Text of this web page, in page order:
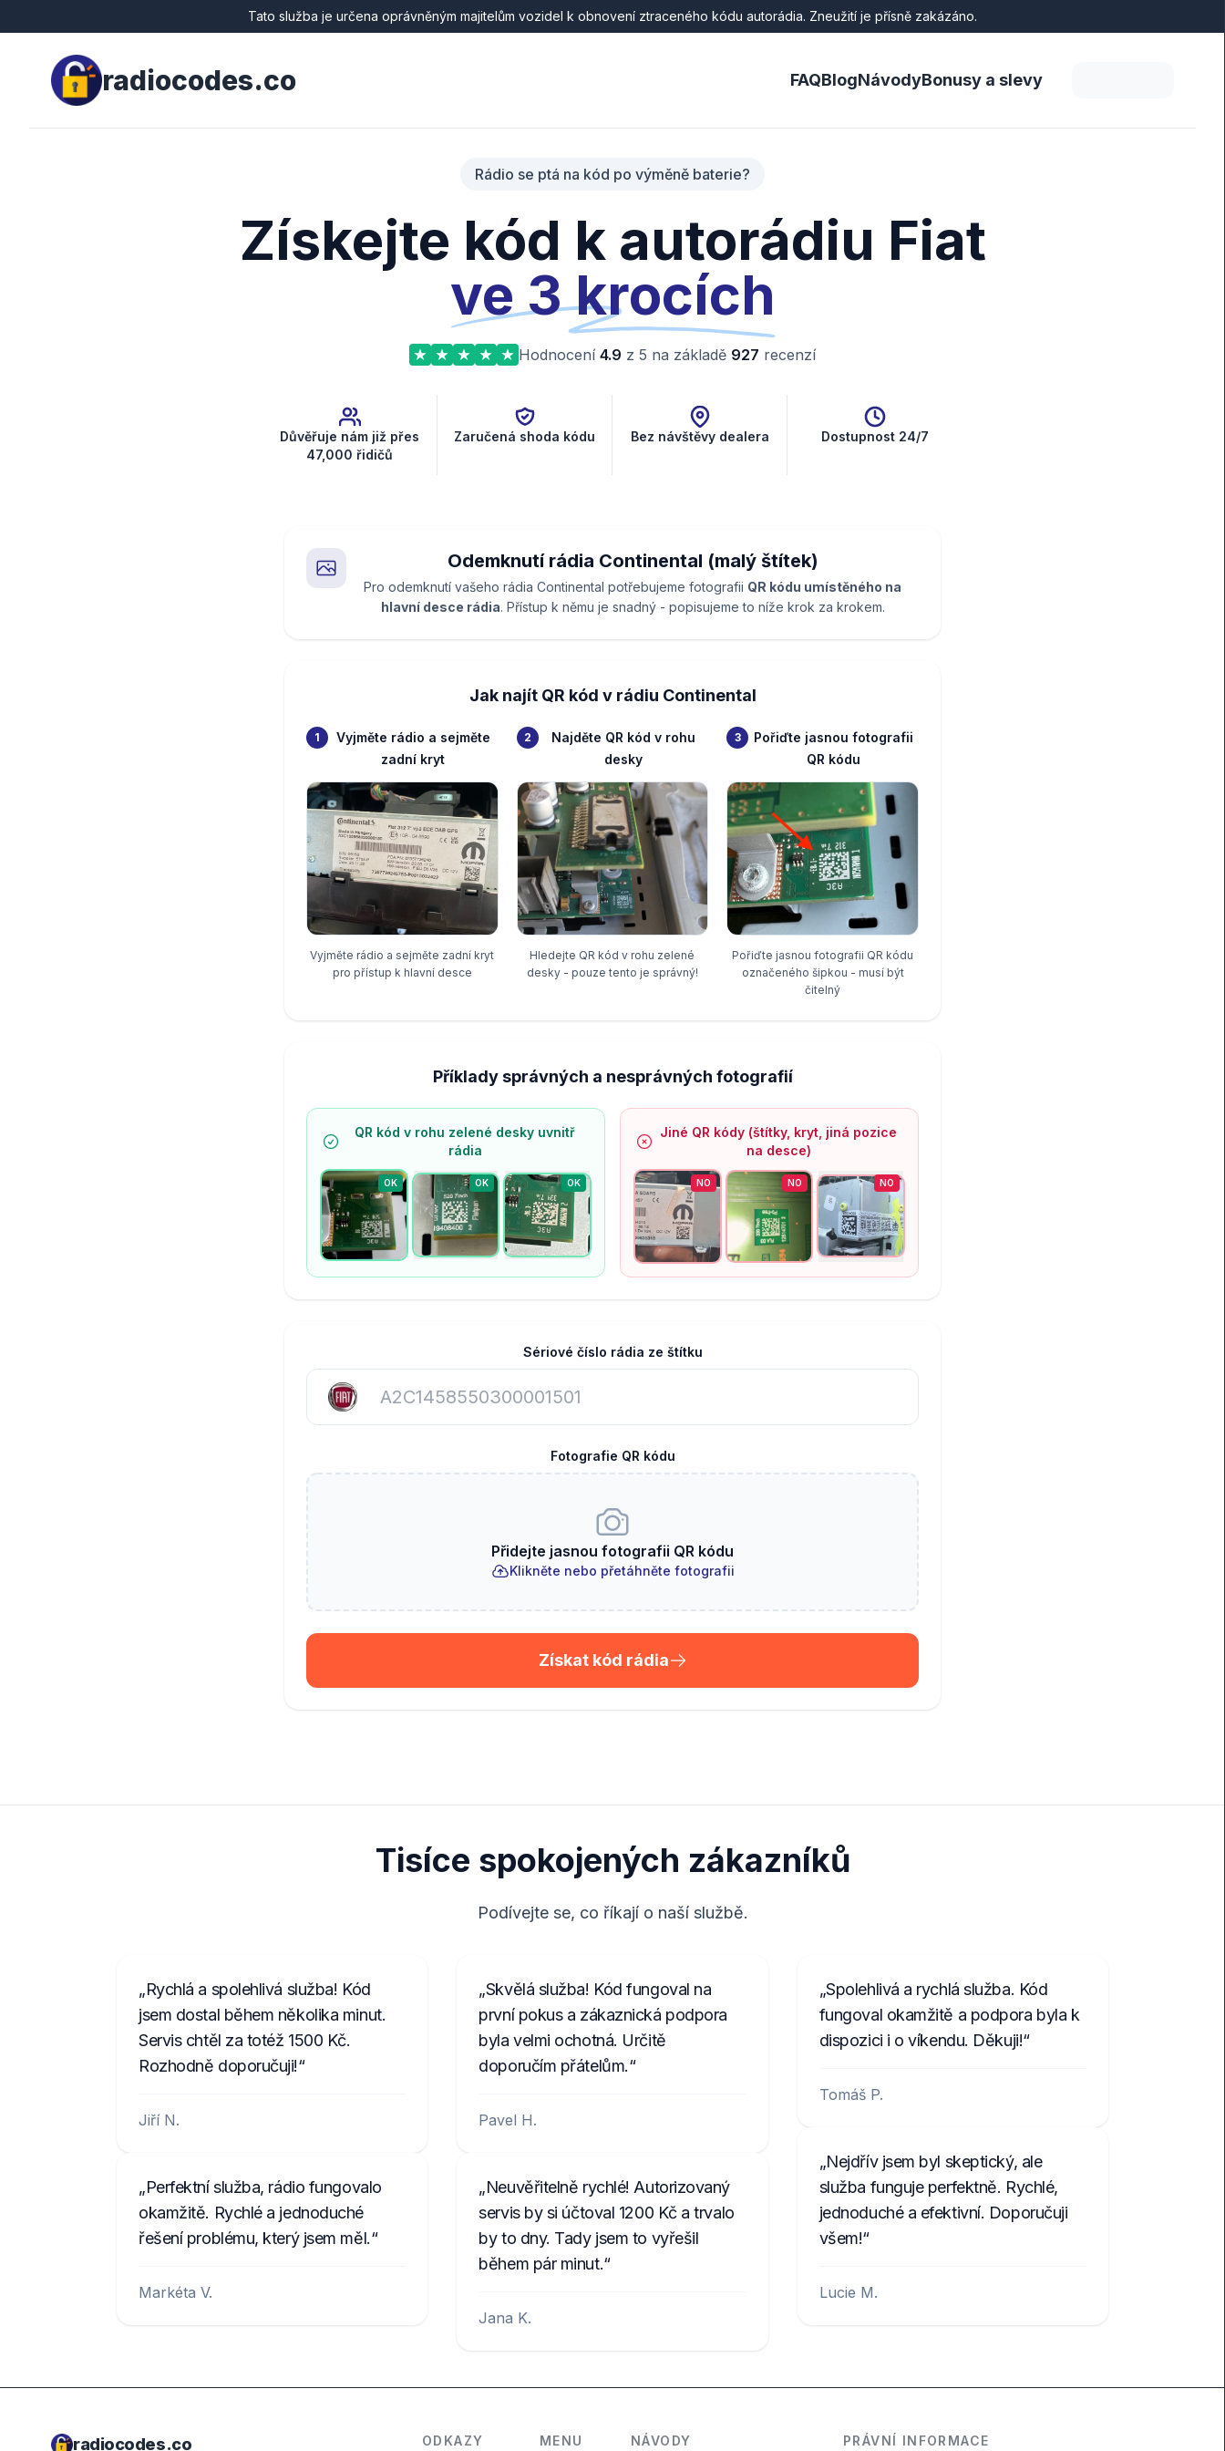
Tato služba je určena oprávněným majitelům vozidel k obnovení ztraceného kódu autorádia. Zneužití je přísně zakázáno.
radiocodes.co FAQBlogNávodyBonusy a slevy
Rádio se ptá na kód po výměně baterie?
Získejte kód k autorádiu Fiat
ve 3 krocích
Hodnocení 4.9 z 5 na základě 927 recenzí
Důvěřuje nám již přes
47,000 řidičů
Zaručená shoda kódu Bez návštěvy dealera Dostupnost 24/7
Odemknutí rádia Continental (malý štítek)
Pro odemknutí vašeho rádia Continental potřebujeme fotografii QR kódu umístěného na
hlavní desce rádia. Přístup k němu je snadný - popisujeme to níže krok za krokem.
Jak najít QR kód v rádiu Continental
1
Vyjměte rádio a sejměte
zadní kryt
Vyjměte rádio a sejměte zadní kryt
pro přístup k hlavní desce
2
Najděte QR kód v rohu
desky
Hledejte QR kód v rohu zelené
desky - pouze tento je správný!
3
Pořiďte jasnou fotografii
QR kódu
Pořiďte jasnou fotografii QR kódu
označeného šipkou - musí být
čitelný
Příklady správných a nesprávných fotografií
QR kód v rohu zelené desky uvnitř
rádia
OK OK OK
Jiné QR kódy (štítky, kryt, jiná pozice
na desce)
NO NO NO
Sériové číslo rádia ze štítku
Fotografie QR kódu
Přidejte jasnou fotografii QR kódu
Klikněte nebo přetáhněte fotografii
Získat kód rádia
Tisíce spokojených zákazníků
Podívejte se, co říkají o naší službě.
Rychlá a spolehlivá služba! Kód
jsem dostal během několika minut.
Servis chtěl za totéž 1500 Kč.
Rozhodně doporučuji!
Jiří N.
Perfektní služba, rádio fungovalo
okamžitě. Rychlé a jednoduché
řešení problému, který jsem měl.
Markéta V.
Skvělá služba! Kód fungoval na
první pokus a zákaznická podpora
byla velmi ochotná. Určitě
doporučím přátelům.
Pavel H.
Neuvěřitelně rychlé! Autorizovaný
servis by si účtoval 1200 Kč a trvalo
by to dny. Tady jsem to vyřešil
během pár minut.
Jana K.
Spolehlivá a rychlá služba. Kód
fungoval okamžitě a podpora byla k
dispozici i o víkendu. Děkuji!
Tomáš P.
Nejdřív jsem byl skeptický, ale
služba funguje perfektně. Rychlé,
jednoduché a efektivní. Doporučuji
všem!
Lucie M.
radiocodes.co ODKAZY MENU NÁVODY PRÁVNÍ INFORMACE